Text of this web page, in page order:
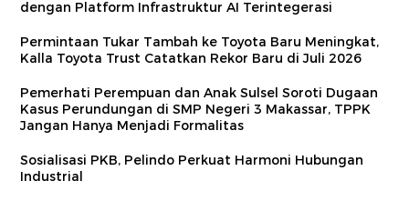
dengan Platform Infrastruktur AI Terintegerasi
Permintaan Tukar Tambah ke Toyota Baru Meningkat,
Kalla Toyota Trust Catatkan Rekor Baru di Juli 2026
Pemerhati Perempuan dan Anak Sulsel Soroti Dugaan
Kasus Perundungan di SMP Negeri 3 Makassar, TPPK
Jangan Hanya Menjadi Formalitas
Sosialisasi PKB, Pelindo Perkuat Harmoni Hubungan
Industrial